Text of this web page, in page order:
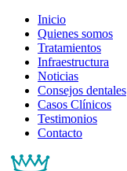
Inicio
Quienes somos
Tratamientos
Infraestructura
Noticias
Consejos dentales
Casos Clínicos
Testimonios
Contacto